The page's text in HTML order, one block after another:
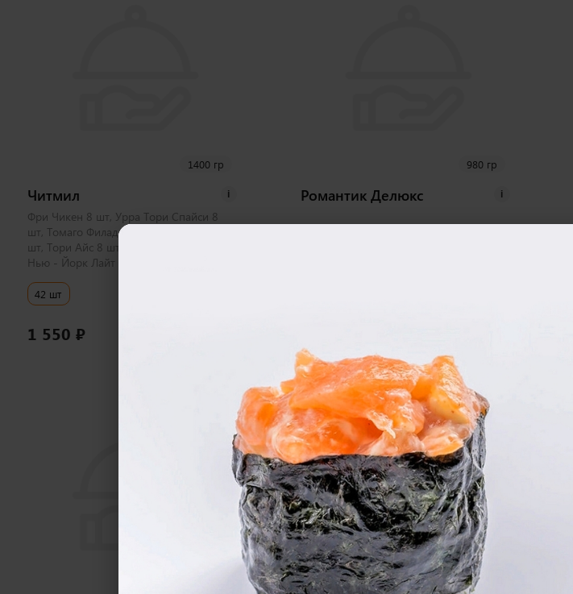
1400 гр
Читмил i
Фри Чикен 8 шт, Урра Тори Спайси 8
шт, Томаго Филадельфия Футомаки 10
шт, Тори Айс 8 шт, Калифорния 4 шт,
Нью - Йорк Лайт 4 шт.
42 шт
1 550 ₽
980 гр
Романтик Делюкс i
600 гр